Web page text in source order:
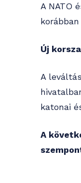
A NATO
Új
A
katonai
A